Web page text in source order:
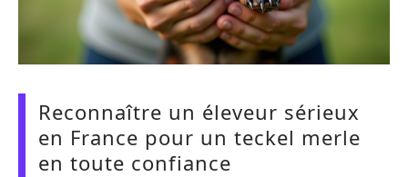
Reconnaître un éleveur sérieux
en France pour un teckel merle
en toute confiance